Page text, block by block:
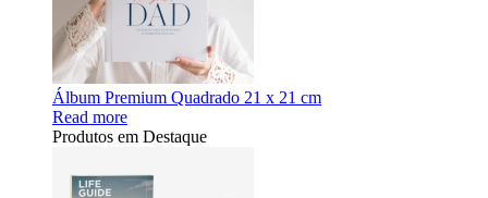
Álbum Premium Quadrado 21 x 21 cm
Read more
Produtos em Destaque